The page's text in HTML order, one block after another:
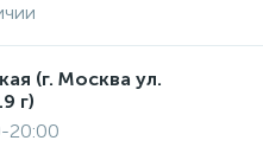
(г. Москва ул.
г)
20:00